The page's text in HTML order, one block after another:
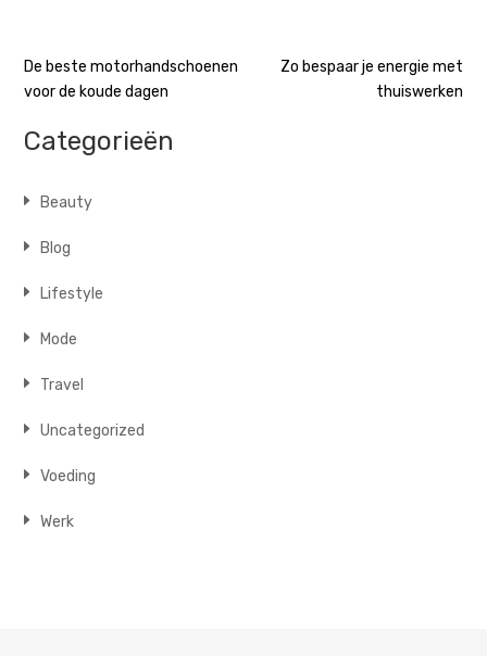
Bericht
navigatie
De beste motorhandschoenen
voor de koude dagen
Zo bespaar je energie met
thuiswerken
Categorieën
Beauty
Blog
Lifestyle
Mode
Travel
Uncategorized
Voeding
Werk